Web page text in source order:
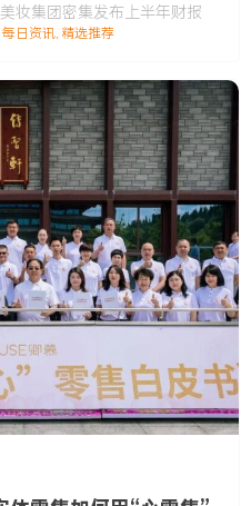
妆集团密集发布上半年财报
每日资讯,精选推荐